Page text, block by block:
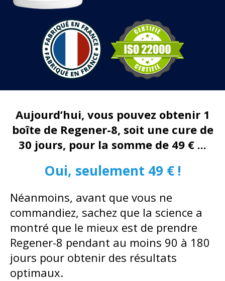
Aujourd’hui, vous pouvez obtenir 1
boîte de Regener-8, soit une cure de
30 jours, pour la somme de 49 € ...
Oui, seulement 49 € !
Néanmoins, avant que vous ne
commandiez, sachez que la science a
montré que le mieux est de prendre
Regener-8 pendant au moins 90 à 180
jours pour obtenir des résultats
optimaux.